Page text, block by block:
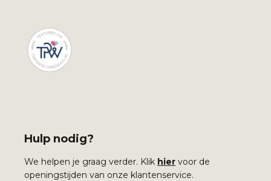
Hulp nodig?
We helpen je graag verder. Klik hier voor de
openingstijden van onze klantenservice.